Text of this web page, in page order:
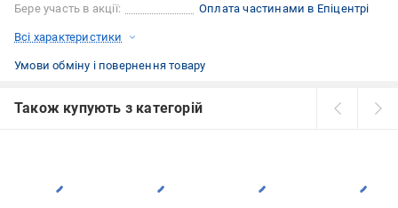
Бере участь в акції:
Оплата частинами в Епіцентрі
Всі характеристики
Умови обміну і повернення товару
Також купують з категорій